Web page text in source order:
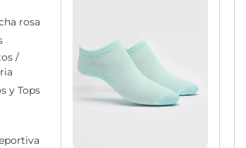
rosa
/
y Tops